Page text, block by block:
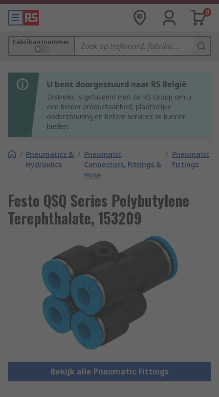
0
Fabrikantnummer
U bent doorgestuurd naar RS België
Distrelec is gefuseerd met de RS Group om u
een breder productaanbod, plaatselijke
ondersteuning en betere services te kunnen
bieden.
/ Pneumatics &
Hydraulics
/ Pneumatic
Connectors, Fittings &
Hose
/ Pneumatic
Fittings
Festo QSQ Series Polybutylene
Terephthalate, 153209
Bekijk alle Pneumatic Fittings